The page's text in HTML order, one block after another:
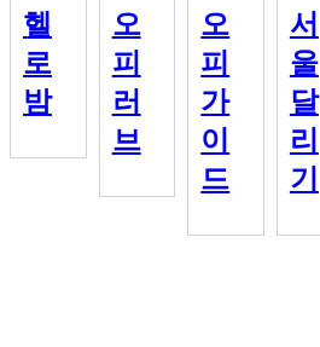
헬
로
밤
오
피
러
브
오
피
가
이
드
서
울
달
리
기